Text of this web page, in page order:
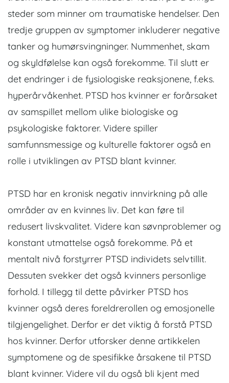
steder som minner om traumatiske hendelser. Den
tredje gruppen av symptomer inkluderer negative
tanker og humørsvingninger. Nummenhet, skam
og skyldfølelse kan også forekomme. Til slutt er
det endringer i de fysiologiske reaksjonene, f.eks.
hyperårvåkenhet. PTSD hos kvinner er forårsaket
av samspillet mellom ulike biologiske og
psykologiske faktorer. Videre spiller
samfunnsmessige og kulturelle faktorer også en
rolle i utviklingen av PTSD blant kvinner.
PTSD har en kronisk negativ innvirkning på alle
områder av en kvinnes liv. Det kan føre til
redusert livskvalitet. Videre kan søvnproblemer og
konstant utmattelse også forekomme. På et
mentalt nivå forstyrrer PTSD individets selvtillit.
Dessuten svekker det også kvinners personlige
forhold. I tillegg til dette påvirker PTSD hos
kvinner også deres foreldrerollen og emosjonelle
tilgjengelighet. Derfor er det viktig å forstå PTSD
hos kvinner. Derfor utforsker denne artikkelen
symptomene og de spesifikke årsakene til PTSD
blant kvinner. Videre vil du også bli kjent med